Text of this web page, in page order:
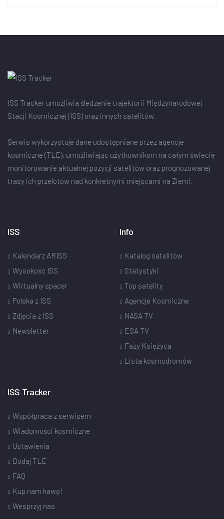
ISS Tracker umożliwia śledzenie trajektorii Międzynarodowej
Stacji Kosmicznej (ISS) oraz innych satelitów.
Serwis wykorzystuje dane udostępniane przez agencje
kosmiczne (TLE), umożliwiając użytkownikom na całym świecie
monitorowanie aktualnej pozycji satelitów oraz prognozowanej
trasy ich przelotów nad konkretnymi miejscami na Ziemi.
ISS
Kalendarz ARISS
Wysokość ISS
Wirtualny spacer
Polska z ISS
Zdjęcia z ISS
Newsletter
Info
Katalog satelitów
Statystyki
Top satelity
Agencje Kosmiczne
NASA TV
ESA TV
Fazy Księżyca
Lista kosmodromów
ISS Tracker
Współpraca z serwisem
Wiadomości kosmiczne
Ustawienia
Dodaj TLE
FAQ
Kup nam kawę!
Wesprzyj nas